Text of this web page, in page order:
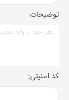
توضیحات:
کد امنیتی: